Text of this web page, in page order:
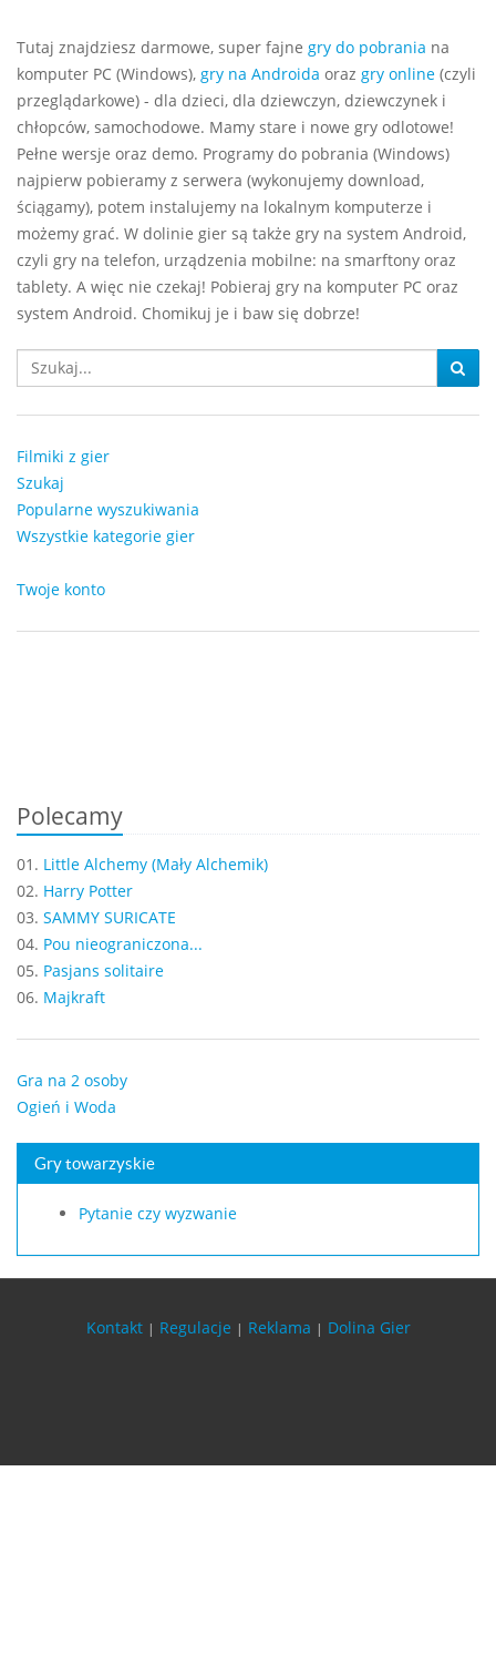
Tutaj znajdziesz darmowe, super fajne gry do pobrania na
komputer PC (Windows), gry na Androida oraz gry online (czyli
przeglądarkowe) - dla dzieci, dla dziewczyn, dziewczynek i
chłopców, samochodowe. Mamy stare i nowe gry odlotowe!
Pełne wersje oraz demo. Programy do pobrania (Windows)
najpierw pobieramy z serwera (wykonujemy download,
ściągamy), potem instalujemy na lokalnym komputerze i
możemy grać. W dolinie gier są także gry na system Android,
czyli gry na telefon, urządzenia mobilne: na smarftony oraz
tablety. A więc nie czekaj! Pobieraj gry na komputer PC oraz
system Android. Chomikuj je i baw się dobrze!
Filmiki z gier
Szukaj
Popularne wyszukiwania
Wszystkie kategorie gier
Twoje konto
Polecamy
01. Little Alchemy (Mały Alchemik)
02. Harry Potter
03. SAMMY SURICATE
04. Pou nieograniczona...
05. Pasjans solitaire
06. Majkraft
Gra na 2 osoby
Ogień i Woda
Gry towarzyskie
Pytanie czy wyzwanie
Kontakt | Regulacje | Reklama | Dolina Gier